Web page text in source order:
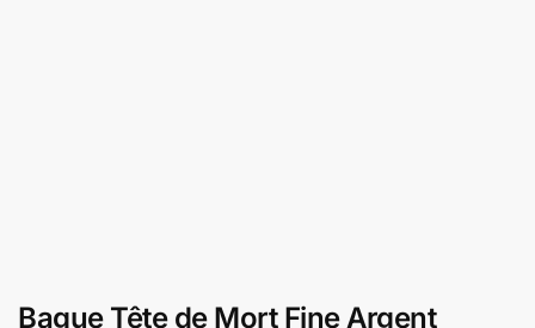
Bague Tête de Mort Fine Argent